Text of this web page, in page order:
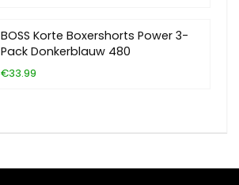
BOSS Korte Boxershorts Power 3-
Pack Donkerblauw 480
€33.99